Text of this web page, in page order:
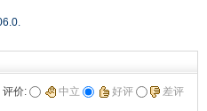
评价: 中立 好评 差评